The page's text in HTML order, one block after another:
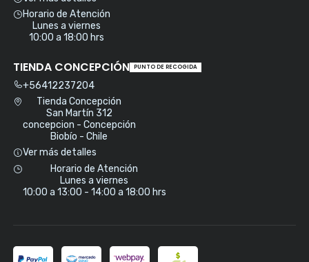
Horario de Atención
Lunes a viernes
10:00 a 18:00 hrs
TIENDA CONCEPCIÓN PUNTO DE RECOGIDA
+56412237204
Tienda Concepción
San Martín 312
concepcion - Concepción
Biobío - Chile
Ver más detalles
Horario de Atención
Lunes a viernes
10:00 a 13:00 - 14:00 a 18:00 hrs